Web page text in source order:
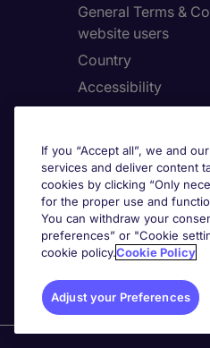
General Terms &
website users
Country
Accessibility
If you “Accept all”, we and
services and deliver content
cookies by clicking “Only
for the proper use and
You can withdraw your
preferences” or "Cookie
cookie policy.Cookie Policy
Adjust your Preferences